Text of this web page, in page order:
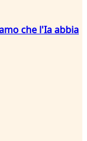
che l'Ia abbia